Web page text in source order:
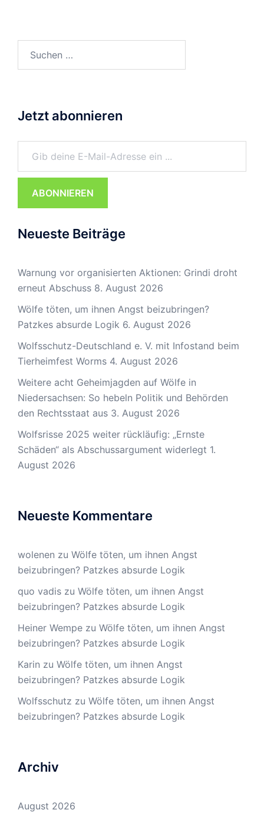
Jetzt abonnieren
Gib deine E-Mail-Adresse ein ...
ABONNIEREN
Neueste Beiträge
Warnung vor organisierten Aktionen: Grindi droht
erneut Abschuss 8. August 2026
Wölfe töten, um ihnen Angst beizubringen?
Patzkes absurde Logik 6. August 2026
Wolfsschutz-Deutschland e. V. mit Infostand beim
Tierheimfest Worms 4. August 2026
Weitere acht Geheimjagden auf Wölfe in
Niedersachsen: So hebeln Politik und Behörden
den Rechtsstaat aus 3. August 2026
Wolfsrisse 2025 weiter rückläufig: „Ernste
Schäden“ als Abschussargument widerlegt 1.
August 2026
Neueste Kommentare
wolenen zu Wölfe töten, um ihnen Angst
beizubringen? Patzkes absurde Logik
quo vadis zu Wölfe töten, um ihnen Angst
beizubringen? Patzkes absurde Logik
Heiner Wempe zu Wölfe töten, um ihnen Angst
beizubringen? Patzkes absurde Logik
Karin zu Wölfe töten, um ihnen Angst
beizubringen? Patzkes absurde Logik
Wolfsschutz zu Wölfe töten, um ihnen Angst
beizubringen? Patzkes absurde Logik
Archiv
August 2026